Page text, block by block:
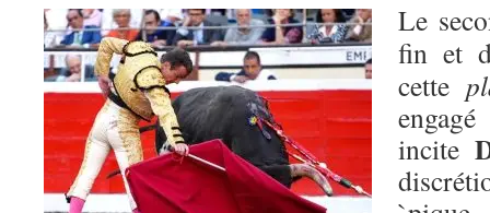
Le
fin et
cette
incite